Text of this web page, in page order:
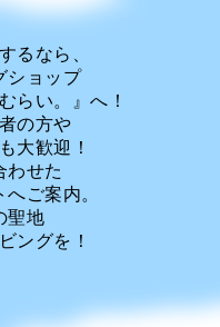
るなら、
ショップ
らい。』へ！
の方や
大歓迎！
わせた
ご案内。
聖地
ングを！